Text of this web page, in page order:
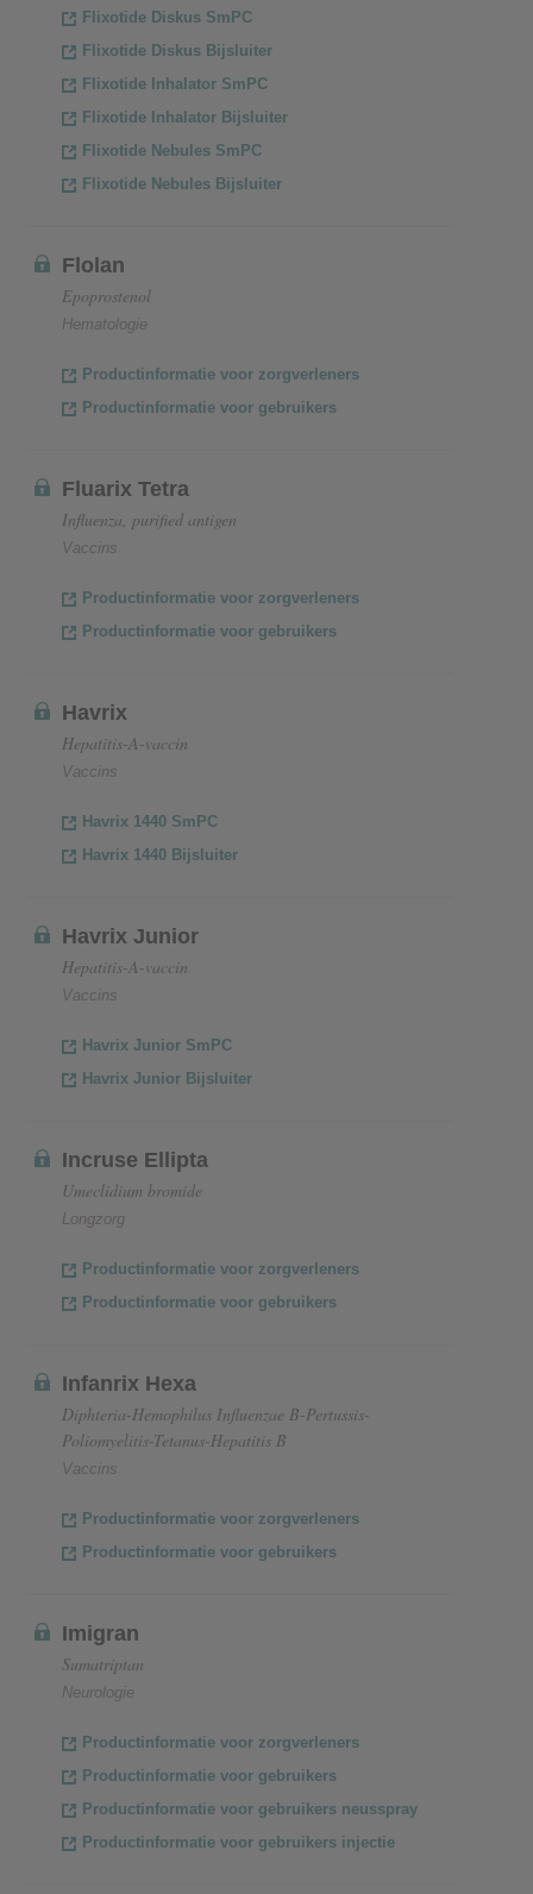
Flixotide Diskus SmPC
Flixotide Diskus Bijsluiter
Flixotide Inhalator SmPC
Flixotide Inhalator Bijsluiter
Flixotide Nebules SmPC
Flixotide Nebules Bijsluiter
Flolan
Epoprostenol
Hematologie
Productinformatie voor zorgverleners
Productinformatie voor gebruikers
Fluarix Tetra
Influenza, purified antigen
Vaccins
Productinformatie voor zorgverleners
Productinformatie voor gebruikers
Havrix
Hepatitis-A-vaccin
Vaccins
Havrix 1440 SmPC
Havrix 1440 Bijsluiter
Havrix Junior
Hepatitis-A-vaccin
Vaccins
Havrix Junior SmPC
Havrix Junior Bijsluiter
Incruse Ellipta
Umeclidium bromide
Longzorg
Productinformatie voor zorgverleners
Productinformatie voor gebruikers
Infanrix Hexa
Diphteria-Hemophilus Influenzae B-Pertussis-
Poliomyelitis-Tetanus-Hepatitis B
Vaccins
Productinformatie voor zorgverleners
Productinformatie voor gebruikers
Imigran
Sumatriptan
Neurologie
Productinformatie voor zorgverleners
Productinformatie voor gebruikers
Productinformatie voor gebruikers neusspray
Productinformatie voor gebruikers injectie